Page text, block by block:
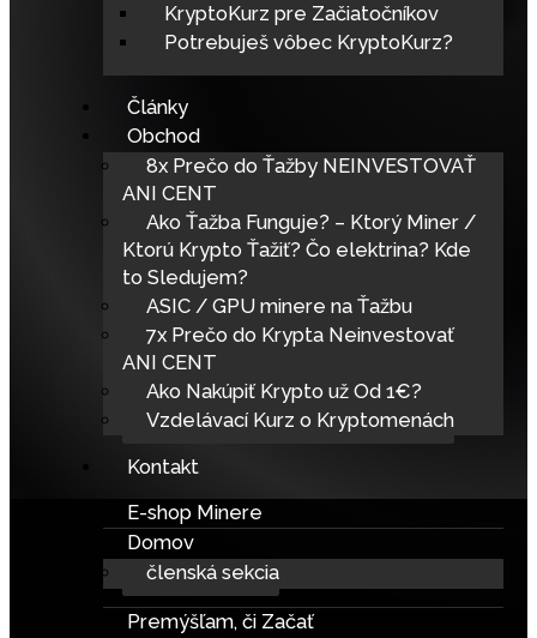
KryptoKurz pre Začiatočníkov
Potrebuješ vôbec KryptoKurz?
Články
Obchod
8x Prečo do Ťažby NEINVESTOVAŤ
ANI CENT
Ako Ťažba Funguje? – Ktorý Miner /
Ktorú Krypto Ťažiť? Čo elektrina? Kde
to Sledujem?
ASIC / GPU minere na Ťažbu
7x Prečo do Krypta Neinvestovať
ANI CENT
Ako Nakúpiť Krypto už Od 1€?
Vzdelávací Kurz o Kryptomenách
Kontakt
E-shop Minere
Domov
členská sekcia
Premýšľam, či Začať